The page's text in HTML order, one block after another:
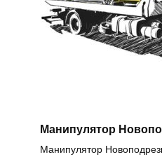
Манипулятор
Манипулятор